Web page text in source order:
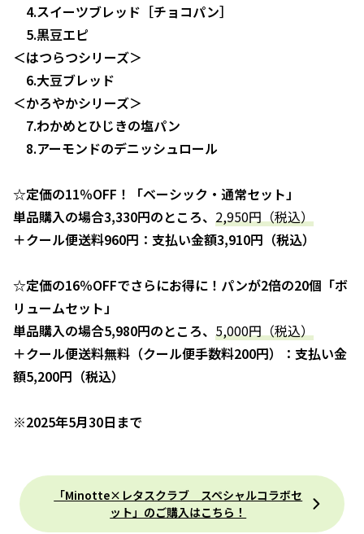
4.スイーツブレッド［チョコパン］
5.黒豆エピ
＜はつらつシリーズ＞
6.大豆ブレッド
＜かろやかシリーズ＞
7.わかめとひじきの塩パン
8.アーモンドのデニッシュロール
☆定価の11％OFF！「ベーシック・通常セット」
単品購入の場合3,330円のところ、 2,950円（税込）
＋クール便送料960円：支払い金額3,910円（税込）
☆定価の16％OFFでさらにお得に！パンが2倍の20個「ボ
リュームセット」
単品購入の場合5,980円のところ、 5,000円（税込）
＋クール便送料無料（クール便手数料200円）：支払い金
額5,200円（税込）
※2025年5月30日まで
「Minotte×レタスクラブ スペシャルコラボセ
ット」のご購入はこちら！